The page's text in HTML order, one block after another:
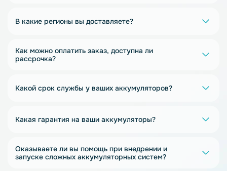
В какие регионы вы доставляете?
Как можно оплатить заказ, доступна ли
рассрочка?
Какой срок службы у ваших аккумуляторов?
Какая гарантия на ваши аккумуляторы?
Оказываете ли вы помощь при внедрении и
запуске сложных аккумуляторных систем?